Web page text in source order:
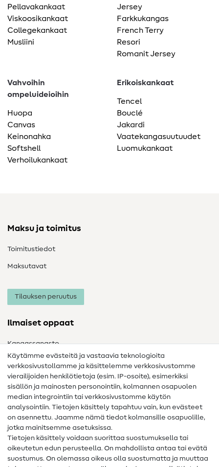
Pellavakankaat
Viskoosikankaat
Collegekankaat
Musliini
Jersey
Farkkukangas
French Terry
Resori
Romanit Jersey
Vahvoihin
ompeluideioihin
Huopa
Canvas
Keinonahka
Softshell
Verhoilukankaat
Erikoiskankaat
Tencel
Bouclé
Jakardi
Vaatekangasuutuudet
Luomukankaat
Maksu ja toimitus
Toimitustiedot
Maksutavat
Tilauksen peruutus
Ilmaiset oppaat
Kangassanasto
Ompelusanasto
Ompeluohjeet
Apua ja yhteystiedot
Yhteystiedot
Tietoa omistajanvaihdoksesta
Käytämme evästeitä ja vastaavia teknologioita
verkkosivustollamme ja käsittelemme verkkosivustomme
vierailijoiden henkilötietoja (esim. IP-osoite), esimerkiksi
sisällön ja mainosten personointiin, kolmannen osapuolen
median integrointiin tai verkkosivustomme käytön
analysointiin. Tietojen käsittely tapahtuu vain, kun evästeet
on asennettu. Jaamme nämä tiedot kolmansille osapuolille,
jotka mainitsemme asetuksissa.
Tietojen käsittely voidaan suorittaa suostumuksella tai
oikeutetun edun perusteella. On mahdollista antaa tai evätä
suostumus. On olemassa oikeus olla suostumatta ja muuttaa